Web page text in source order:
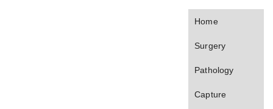
Home
Surgery
Pathology
Capture